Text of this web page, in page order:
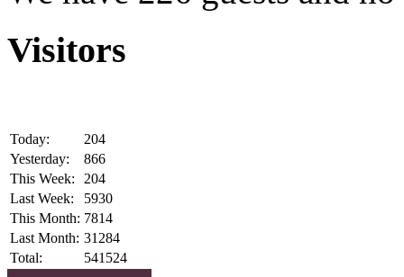
Visitors
Today:
204
Yesterday:
866
This Week:
204
Last Week:
5930
This Month: 7814
Last Month: 31284
Total:
541524